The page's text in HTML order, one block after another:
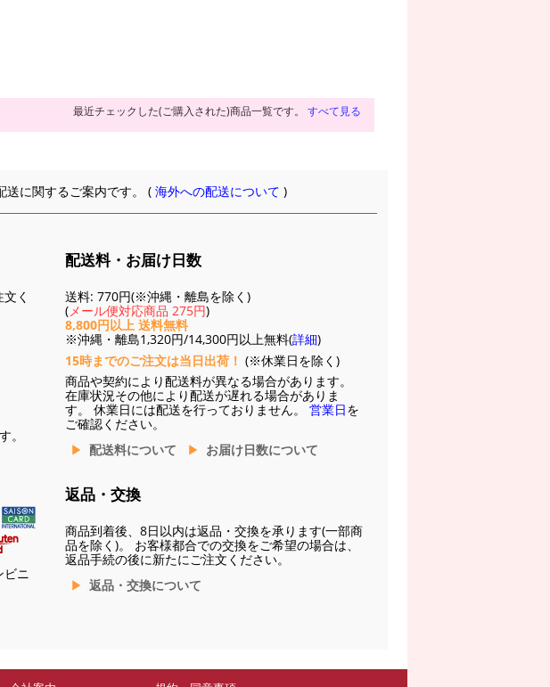
最近チェックした(ご購入された)商品一覧です。 すべて見る
送に関するご案内です。 (海外への配送について )
く
。
ビニ
配送料・お届け日数
送料: 770円(※沖縄・離島を除く)
(メール便対応商品 275円)
8,800円以上 送料無料
※沖縄・離島1,320円/14,300円以上無料(詳細)
15時までのご注文は当日出荷！ (※休業日を除く)
商品や契約により配送料が異なる場合があります。
在庫状況その他により配送が遅れる場合がありま
す。 休業日には配送を行っておりません。 営業日を
ご確認ください。
配送料について
お届け日数について
返品・交換
商品到着後、8日以内は返品・交換を承ります(一部商
品を除く)。 お客様都合での交換をご希望の場合は、
返品手続の後に新たにご注文ください。
返品・交換について